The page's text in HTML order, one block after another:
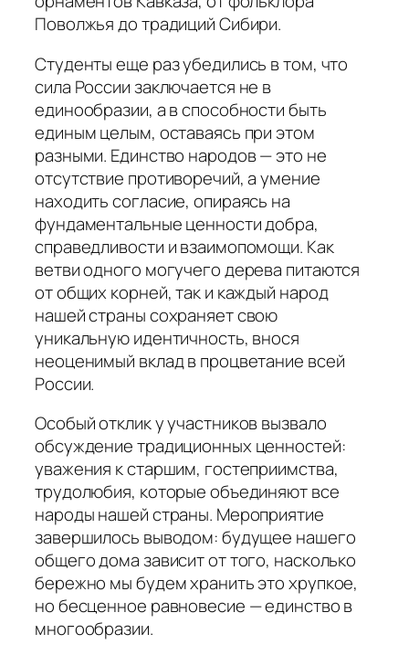
Поволжья до традиций Сибири.
Студенты еще раз убедились в том, что
сила России заключается не в
единообразии, а в способности быть
единым целым, оставаясь при этом
разными. Единство народов — это не
отсутствие противоречий, а умение
находить согласие, опираясь на
фундаментальные ценности добра,
справедливости и взаимопомощи. Как
ветви одного могучего дерева питаются
от общих корней, так и каждый народ
нашей страны сохраняет свою
уникальную идентичность, внося
неоценимый вклад в процветание всей
России.
Особый отклик у участников вызвало
обсуждение традиционных ценностей:
уважения к старшим, гостеприимства,
трудолюбия, которые объединяют все
народы нашей страны. Мероприятие
завершилось выводом: будущее нашего
общего дома зависит от того, насколько
бережно мы будем хранить это хрупкое,
но бесценное равновесие — единство в
многообразии.